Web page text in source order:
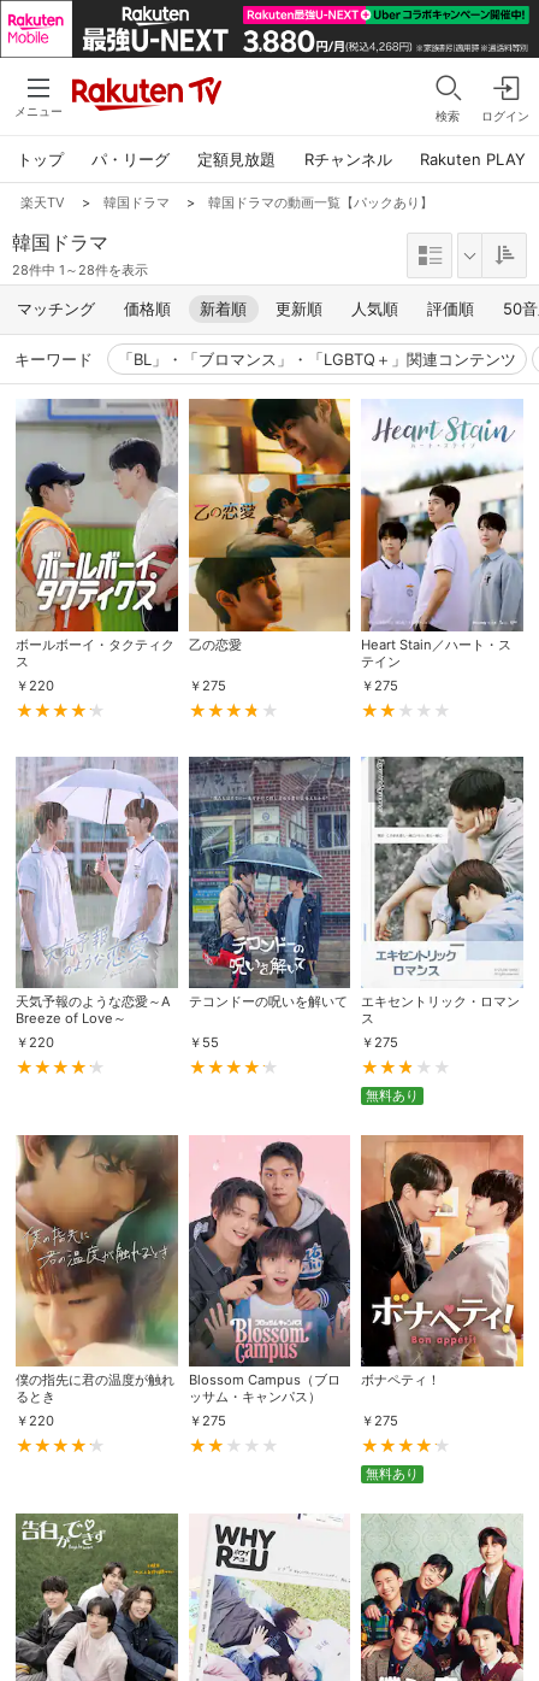
メニュー 検索 ログイン
トップ パ・リーグ 定額見放題 Rチャンネル Rakuten PLAY
楽天TV > 韓国ドラマ > 韓国ドラマの動画一覧【パックあり】
韓国ドラマ
28件中 1～28件を表示
マッチング 価格順 新着順 更新順 人気順 評価順 50
キーワード 「BL」・「ブロマンス」・「LGBTQ＋」関連コンテンツ
ボールボーイ・タクティク
ス
￥ 220
乙の恋愛
￥ 275
Heart Stain／ハート・ス
テイン
￥ 275
天気予報のような恋愛～A
Breeze of Love～
￥ 220
テコンドーの呪いを解いて
￥ 55
エキセントリック・ロマン
ス
￥ 275
無料あり
僕の指先に君の温度が触れ
るとき
￥220
Blossom Campus（ブロ
ッサム・キャンパス）
￥275
ボナペティ！
￥275
無料あり